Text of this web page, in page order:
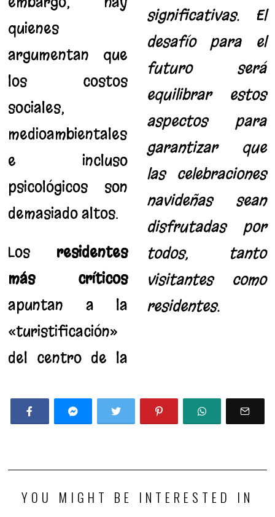
quienes
argumentan que
los costos
sociales,
medioambientales
e incluso
psicológicos son
demasiado altos.
Losresidentes
más críticos
apuntan a la
«turistificación»
del centro de la
significativas. El
desafío para el
futuro será
equilibrar estos
aspectos para
garantizar que
las celebraciones
navideñas sean
disfrutadas por
todos, tanto
visitantes como
residentes.
YOU MIGHT BE INTERESTED IN